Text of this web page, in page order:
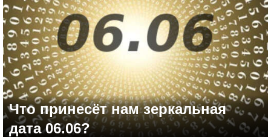
Что принесёт нам зеркальная
дата 06.06?